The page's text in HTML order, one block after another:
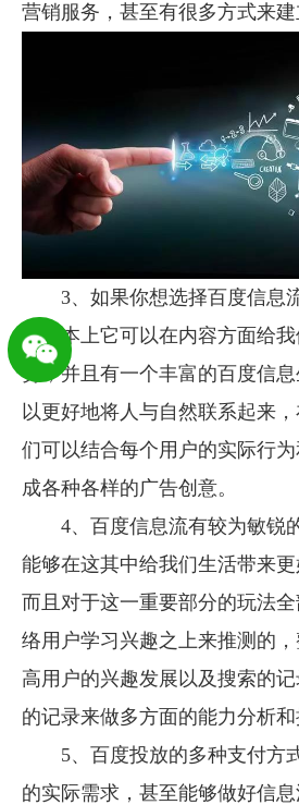
营销服务，甚至有很多方式来建
3、如果你想选择百度信息
么基本上它可以在内容方面给
势，并且有一个丰富的百度信
以更好地将人与自然联系起来
们可以结合每个用户的实际行
成各种各样的广告创意。
4、百度信息流有较为敏锐
能够在这其中给我们生活带来更
而且对于这一重要部分的玩法
络用户学习兴趣之上来推测的
高用户的兴趣发展以及搜索的
的记录来做多方面的能力分析和
5、百度投放的多种支付方
的实际需求，甚至能够做好信